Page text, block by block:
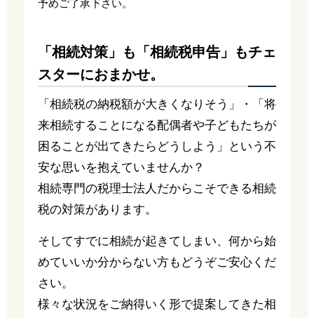
予めご了承下さい。
「相続対策」も「相続税申告」もチェ
スターにおまかせ。
「相続税の納税額が大きくなりそう」・「将
来相続することになる配偶者や子どもたちが
困ることが出てきたらどうしよう」という不
安な思いを抱えていませんか？
相続専門の税理士法人だからこそできる相続
税の対策があります。
そしてすでに相続が起きてしまい、何から始
めていいか分からない方もどうぞご安心くだ
さい。
様々な状況をご納得いく形で提案してきた相